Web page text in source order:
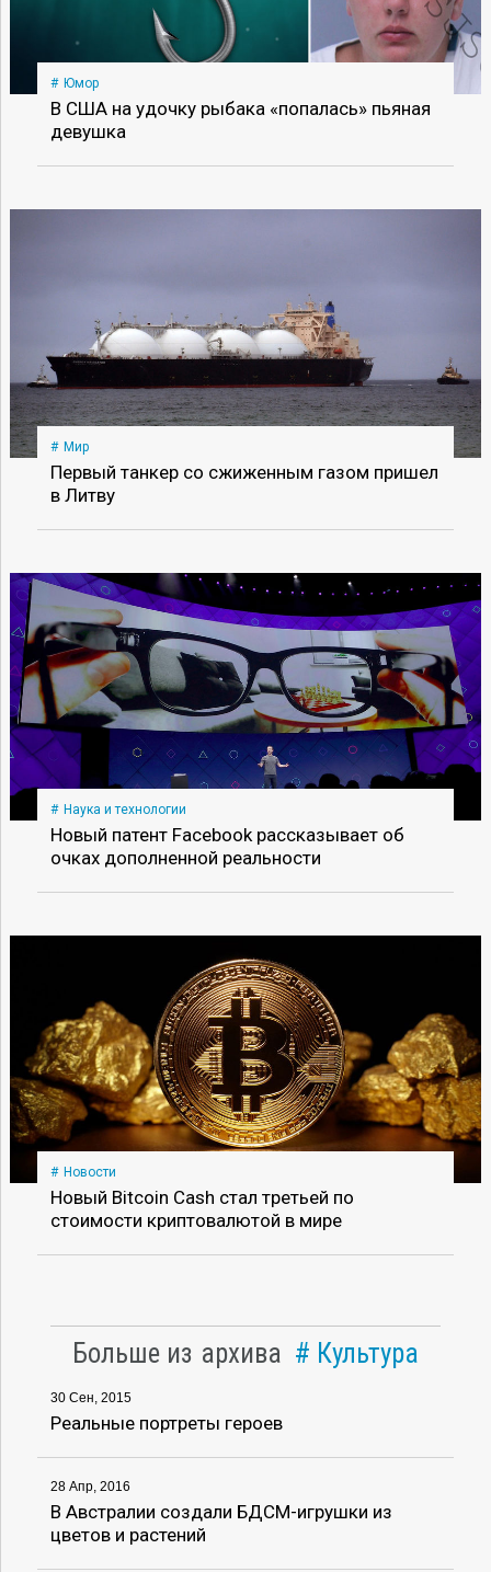
Юмор
В США на удочку рыбака «попалась» пьяная
девушка
Мир
Первый танкер со сжиженным газом пришел
в Литву
Наука и технологии
Новый патент Facebook рассказывает об
очках дополненной реальности
Новости
Новый Bitcoin Cash стал третьей по
стоимости криптовалютой в мире
Больше из архива Культура
30 Сен, 2015
Реальные портреты героев
28 Апр, 2016
В Австралии создали БДСМ-игрушки из
цветов и растений